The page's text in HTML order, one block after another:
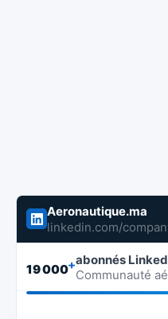
Aeronautique.ma
linkedin.com/
19 000+abonnés
Communauté